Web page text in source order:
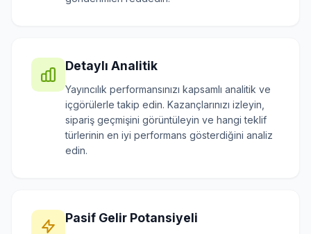
Detaylı Analitik
Yayıncılık performansınızı kapsamlı analitik ve
içgörülerle takip edin. Kazançlarınızı izleyin,
sipariş geçmişini görüntüleyin ve hangi teklif
türlerinin en iyi performans gösterdiğini analiz
edin.
Pasif Gelir Potansiyeli